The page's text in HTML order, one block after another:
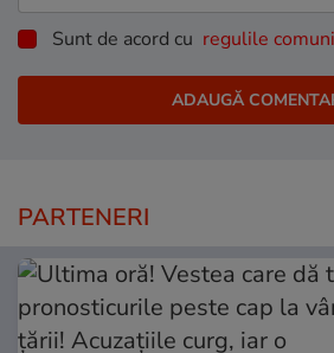
Sunt de acord cu regulile
PARTENERI